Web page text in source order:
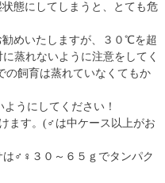
態にしてしまうと、とても危
めいたしますが、３０℃を超
蒸れないように注意をしてく
飼育は蒸れていなくてもか
うにしてください！
ます。(♂は中ケース以上がお
は♂♀３０～６５ｇでタンパク